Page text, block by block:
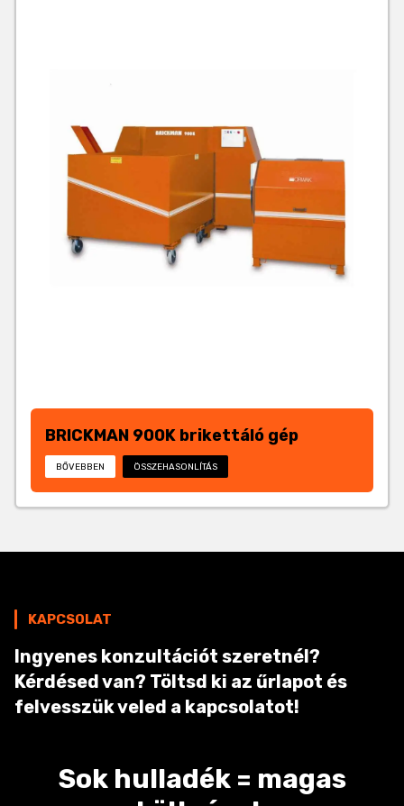
BRICKMAN 900K brikettáló gép
BŐVEBBEN ÖSSZEHASONLÍTÁS
KAPCSOLAT
Ingyenes konzultációt szeretnél?
Kérdésed van? Töltsd ki az űrlapot és
felvesszük veled a kapcsolatot!
Sok hulladék = magas